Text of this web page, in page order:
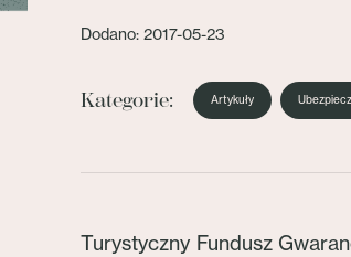
Dodano: 2017-05-23
Kategorie: Artykuły
Turystyczny Fundusz